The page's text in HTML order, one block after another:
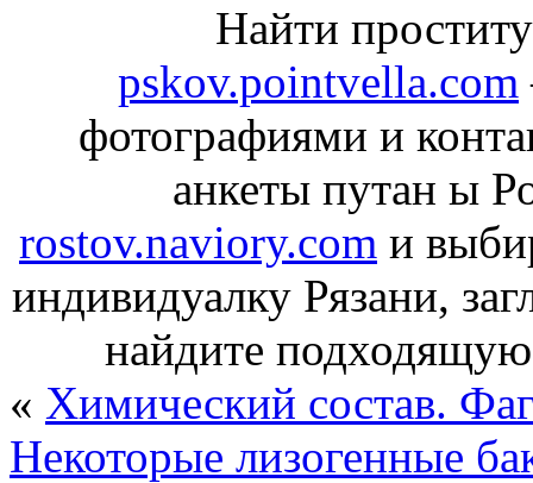
Найти
pskov.pointvella.com
фотографиями и
анкеты путан ы
rostov.naviory.com и
индивидуалку Рязани,
найдите
« Химический состав.
Некоторые лизогенные